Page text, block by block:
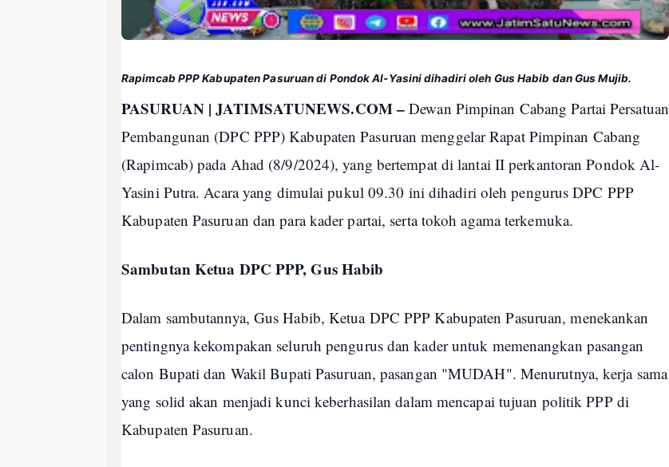
Rapimcab PPP Kabupaten Pasuruan di Pondok Al-Yasini dihadiri oleh Gus Habib dan Gus Mujib.
PASURUAN | JATIMSATUNEWS.COM – Dewan Pimpinan Cabang Partai Persatuan
Pembangunan (DPC PPP) Kabupaten Pasuruan menggelar Rapat Pimpinan Cabang
(Rapimcab) pada Ahad (8/9/2024), yang bertempat di lantai II perkantoran Pondok Al-
Yasini Putra. Acara yang dimulai pukul 09.30 ini dihadiri oleh pengurus DPC PPP
Kabupaten Pasuruan dan para kader partai, serta tokoh agama terkemuka.
Sambutan Ketua DPC PPP, Gus Habib
Dalam sambutannya, Gus Habib, Ketua DPC PPP Kabupaten Pasuruan, menekankan
pentingnya kekompakan seluruh pengurus dan kader untuk memenangkan pasangan
calon Bupati dan Wakil Bupati Pasuruan, pasangan "MUDAH". Menurutnya, kerja sama
yang solid akan menjadi kunci keberhasilan dalam mencapai tujuan politik PPP di
Kabupaten Pasuruan.